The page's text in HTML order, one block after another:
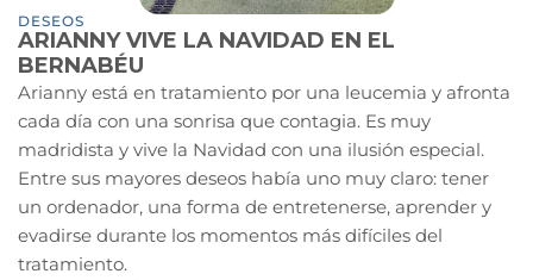
DESEOS
ARIANNY VIVE LA NAVIDAD EN EL
BERNABÉU
Arianny está en tratamiento por una leucemia y afronta
cada día con una sonrisa que contagia. Es muy
madridista y vive la Navidad con una ilusión especial.
Entre sus mayores deseos había uno muy claro: tener
un ordenador, una forma de entretenerse, aprender y
evadirse durante los momentos más difíciles del
tratamiento.